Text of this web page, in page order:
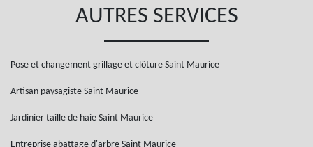
AUTRES SERVICES
Pose et changement grillage et clôture Saint Maurice
Artisan paysagiste Saint Maurice
Jardinier taille de haie Saint Maurice
Entreprise abattage d'arbre Saint Maurice